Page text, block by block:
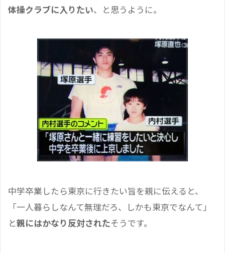
体操クラブに入りたい、と思うように。
中学卒業したら東京に行きたい旨を親に伝えると、
「一人暮らしなんて無理だろ、しかも東京でなんて」
と親にはかなり反対されたそうです。